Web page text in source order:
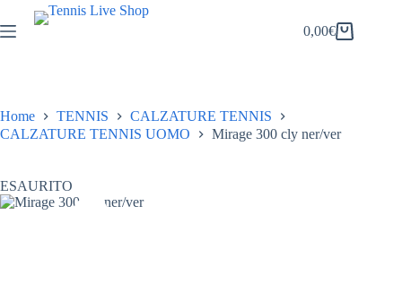
al
contenuto
Carrello
0,00€
Home TENNIS
CALZATURE TENNIS
CALZATURE TENNIS UOMO
Mirage 300 cly ner/ver
ESAURITO